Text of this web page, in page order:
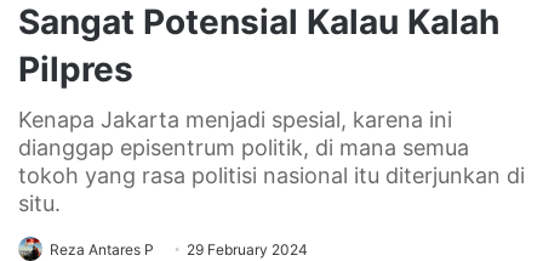
Sangat Potensial Kalau Kalah
Pilpres
Kenapa Jakarta menjadi spesial, karena ini
dianggap episentrum politik, di mana semua
tokoh yang rasa politisi nasional itu diterjunkan di
situ.
Reza Antares P 29 February 2024